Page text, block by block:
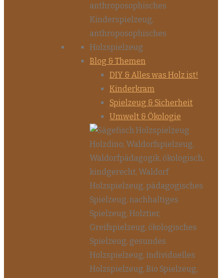
Blog & Themen
DIY & Alles was Holz ist!
Kinderkram
Spielzeug & Sicherheit
Umwelt & Ökologie